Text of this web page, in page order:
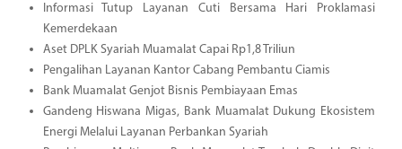
Informasi Tutup Layanan Cuti Bersama Hari Proklamasi
Kemerdekaan
Aset DPLK Syariah Muamalat Capai Rp1,8 Triliun
Pengalihan Layanan Kantor Cabang Pembantu Ciamis
Bank Muamalat Genjot Bisnis Pembiayaan Emas
Gandeng Hiswana Migas, Bank Muamalat Dukung Ekosistem
Energi Melalui Layanan Perbankan Syariah